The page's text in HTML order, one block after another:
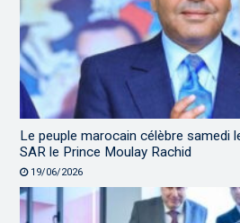
Le peuple marocain célèbre samedi
SAR le Prince Moulay Rachid
19/06/2026